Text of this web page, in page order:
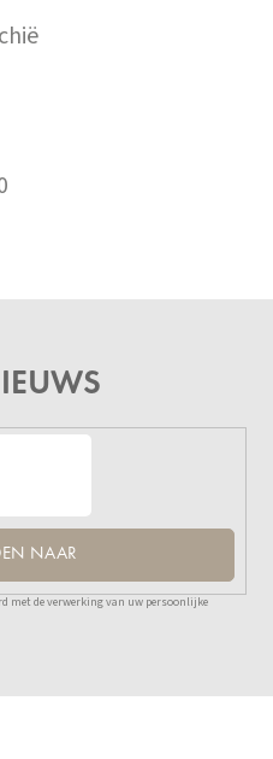
NAAR
met de verwerking van uw persoonlijke